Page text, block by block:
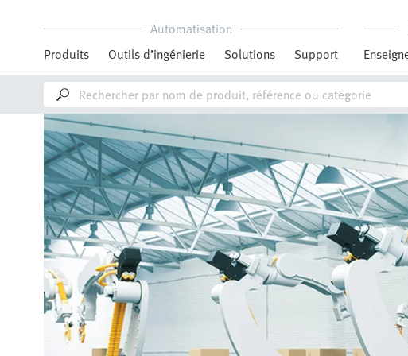
Automatisation
Produits
Outils d’ingénierie Solutions Support